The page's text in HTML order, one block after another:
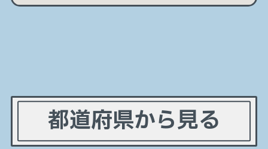
都道府県から見る